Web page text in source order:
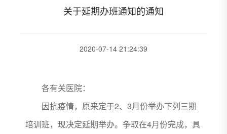
关于延期办班通知的通知
2020-07-14 21:24:39
各有关医院：
因抗疫情，原来定于2、3月份举办下列三期
培训班，现决定延期举办。争取在4月份完成，具